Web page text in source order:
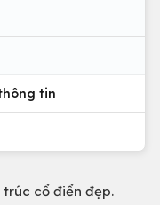
tin
trúc cổ điển đẹp.